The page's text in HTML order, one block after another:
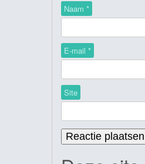
Naam *
E-mail *
Site